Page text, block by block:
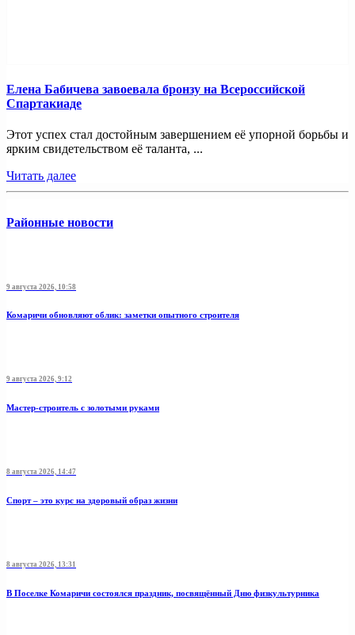
Елена Бабичева завоевала бронзу на Всероссийской
Спартакиаде
Этот успех стал достойным завершением её упорной борьбы и
ярким свидетельством её таланта, ...
Читать далее
Районные новости
9 августа 2026, 10:58
Комаричи обновляют облик: заметки опытного строителя
9 августа 2026, 9:12
Мастер-строитель с золотыми руками
8 августа 2026, 14:47
Спорт – это курс на здоровый образ жизни
8 августа 2026, 13:31
В Поселке Комаричи состоялся праздник, посвящённый Дню физкультурника